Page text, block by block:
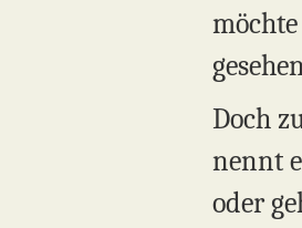
Doch
nennt
oder